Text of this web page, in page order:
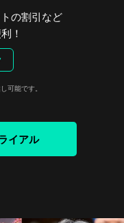
の割引など
！
可能です。
イアル